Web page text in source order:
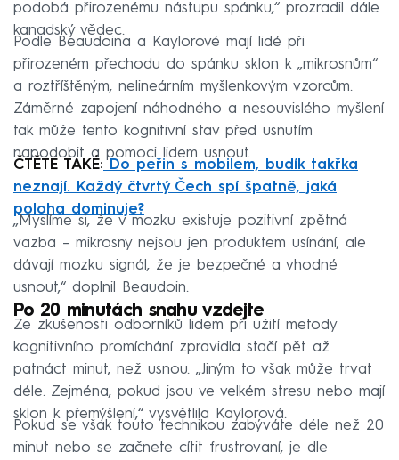
podobá přirozenému nástupu spánku,“ prozradil dále
kanadský vědec.
Podle Beaudoina a Kaylorové mají lidé při
přirozeném přechodu do spánku sklon k „mikrosnům“
a roztříštěným, nelineárním myšlenkovým vzorcům.
Záměrné zapojení náhodného a nesouvislého myšlení
tak může tento kognitivní stav před usnutím
napodobit a pomoci lidem usnout.
ČTĚTE TAKÉ: Do peřin s mobilem, budík takřka
neznají. Každý čtvrtý Čech spí špatně, jaká
poloha dominuje?
„Myslíme si, že v mozku existuje pozitivní zpětná
vazba – mikrosny nejsou jen produktem usínání, ale
dávají mozku signál, že je bezpečné a vhodné
usnout,“ doplnil Beaudoin.
Po 20 minutách snahu vzdejte
Ze zkušenosti odborníků lidem při užití metody
kognitivního promíchání zpravidla stačí pět až
patnáct minut, než usnou. „Jiným to však může trvat
déle. Zejména, pokud jsou ve velkém stresu nebo mají
sklon k přemýšlení,“ vysvětlila Kaylorová.
Pokud se však touto technikou zabýváte déle než 20
minut nebo se začnete cítit frustrovaní, je dle